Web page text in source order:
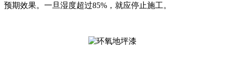
预期效果。一旦湿度超过85%，就应停止施工。